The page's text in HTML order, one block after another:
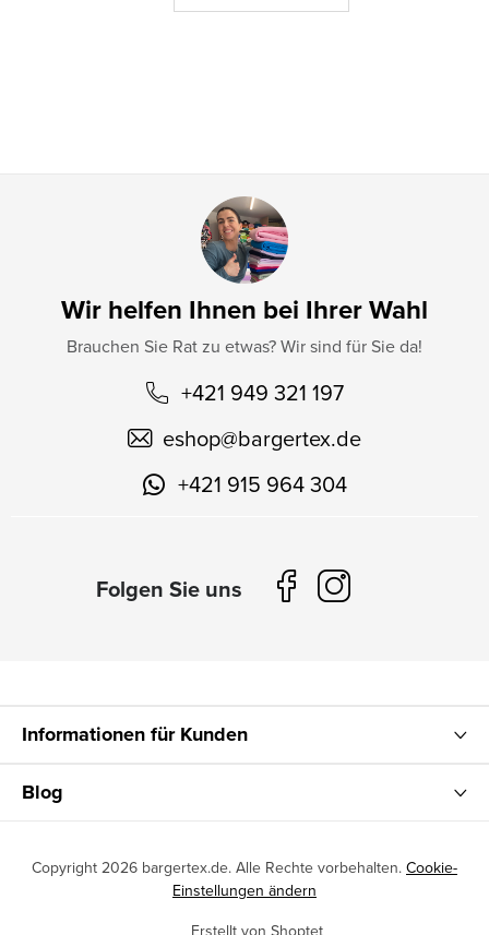
Wir helfen Ihnen bei Ihrer Wahl
Brauchen Sie Rat zu etwas? Wir sind für Sie da!
+421 949 321 197
eshop@bargertex.de
+421 915 964 304
Informationen für Kunden
Blog
Copyright 2026 bargertex.de. Alle Rechte vorbehalten. Cookie-
Einstellungen ändern